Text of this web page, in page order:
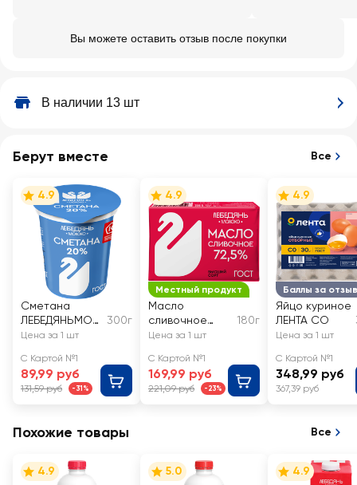
Вы можете оставить отзыв после покупки
В наличии 13 шт
Берут вместе Все
4.9
Сметана
ЛЕБЕДЯНЬМОЛ
ОКО 20%, без
300г
Цена за 1 шт
С Картой №1
89,99 руб
131,59 руб -31%
Местный продукт
4.9
Масло
сливочное
ЛЕБЕДЯНЬМОЛ
Крестьянское
72,5% высший
сорт, без змж
180г
Цена за 1 шт
С Картой №1
169,99 руб
221,09 руб -23%
Баллы за отзыв
4.9
Яйцо куриное
ЛЕНТА СО
Цена за 1 шт
С Картой №1
348,99 руб
367,39 руб
Похожие товары Все
4.9 5.0 4.9